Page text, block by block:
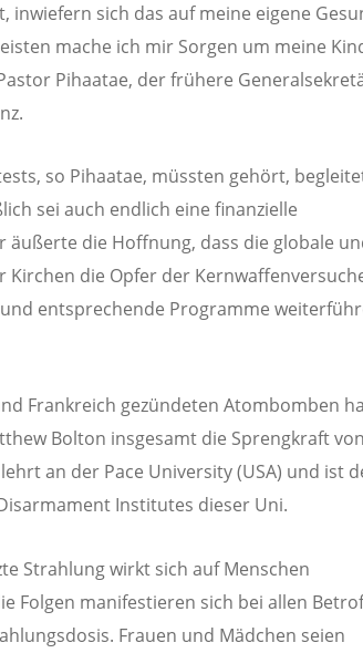
inwiefern sich das auf meine eigene
mache ich mir Sorgen um meine
Pihaatae, der frühere
so Pihaatae, müssten gehört,
sei auch endlich eine finanzielle
äußerte die Hoffnung, dass die globale
Kirchen die Opfer der
entsprechende Programme
Frankreich gezündeten Atombomben
Bolton insgesamt die Sprengkraft
an der Pace University (USA) und ist
Institutes dieser Uni.
Strahlung wirkt sich auf Menschen
Folgen manifestieren sich bei allen
Frauen und Mädchen seien